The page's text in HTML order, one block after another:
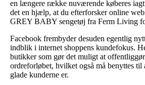
en længere række nuværende køberes
det en hjælp, at du efterforsker online
GREY BABY sengetøj fra Ferm Living
Facebook frembyder desuden egentlig
indblik i internet shoppens kundefokus.
butikker som gør det muligt at
ordreforløbet, hvilket også må benyttes til
glade kunderne er.